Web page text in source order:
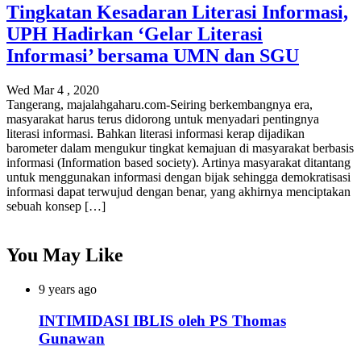
Tingkatan Kesadaran Literasi Informasi,
UPH Hadirkan ‘Gelar Literasi
Informasi’ bersama UMN dan SGU
Wed Mar 4 , 2020
Tangerang, majalahgaharu.com-Seiring berkembangnya era,
masyarakat harus terus didorong untuk menyadari pentingnya
literasi informasi. Bahkan literasi informasi kerap dijadikan
barometer dalam mengukur tingkat kemajuan di masyarakat berbasis
informasi (Information based society). Artinya masyarakat ditantang
untuk menggunakan informasi dengan bijak sehingga demokratisasi
informasi dapat terwujud dengan benar, yang akhirnya menciptakan
sebuah konsep […]
You May Like
9 years ago
INTIMIDASI IBLIS oleh PS Thomas
Gunawan